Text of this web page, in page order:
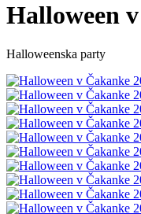
Halloween
Halloweenska party